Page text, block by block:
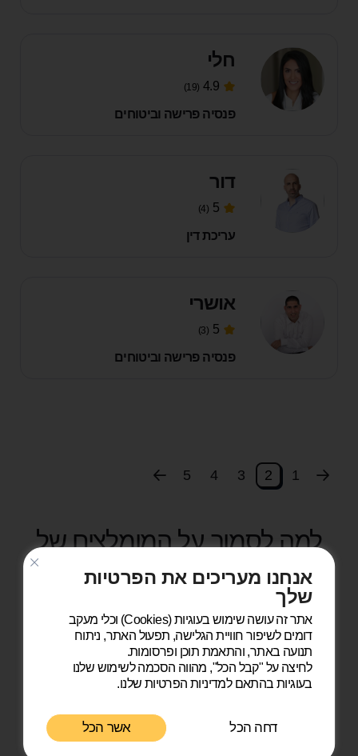
אנחנו מעריכים את הפרטיות
שלך
אתר זה עושה שימוש בעוגיות (Cookies) וכלי מעקב
דומים לשיפור חוויית הגלישה, תפעול האתר, ניתוח
תנועה באתר, והתאמת תוכן ופרסומות.
לחיצה על "קבל הכל", מהווה הסכמה לשימוש שלנו
בעוגיות בהתאם למדיניות הפרטיות שלנו.
דחה הכל אשר הכל
חלי
4.9
(19)
פנסיה פרישה וביטוחים
דור
5
(4)
עריכת דין
אושרי
5
(3)
פנסיה פרישה וביטוחים
1
2
3
4
5
למה לסמוך על המומלצים של
החתול?
פרופילים מאומתים